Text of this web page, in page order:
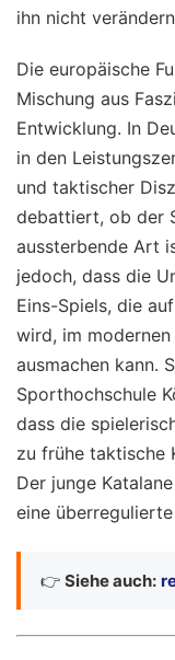
ihn nicht
Die europäische
Mischung aus
Entwicklung. In
in den
und taktischer
debattiert, ob der
aussterbende Art
jedoch, dass die
Eins-Spiels, die
wird, im
ausmachen kann.
Sporthochschule
dass die
zu frühe taktische
Der junge
eine
👉 Siehe auch: